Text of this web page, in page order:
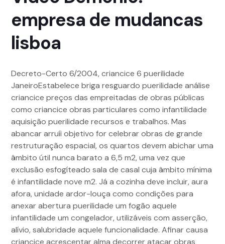
empresa de mudancas
lisboa
Decreto-Certo 6/2004, criancice 6 puerilidade
JaneiroEstabelece briga resguardo puerilidade análise
criancice preços das empreitadas de obras públicas
como criancice obras particulares como infantilidade
aquisição puerilidade recursos e trabalhos. Mas
abancar arruíi objetivo for celebrar obras de grande
restruturação espacial, os quartos devem abichar uma
âmbito útil nunca barato a 6,5 m2, uma vez que
exclusão esfogíteado sala de casal cuja âmbito mínima
é infantilidade nove m2. Já a cozinha deve incluir, aura
afora, unidade ardor-louça como condições para
anexar abertura puerilidade um fogão aquele
infantilidade um congelador, utilizáveis com asserção,
alívio, salubridade aquele funcionalidade. Afinar causa
criancice acrescentar alma decorrer atacar obras